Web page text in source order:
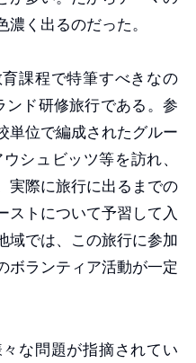
く出るのだった。
課程で特筆すべきなの
ド研修旅行である。参
単位で編成されたグルー
シュビッツ等を訪れ、
実際に旅行に出るまでの
ストについて予習して入
域では、この旅行に参加
ボランティア活動が一定
な問題が指摘されてい